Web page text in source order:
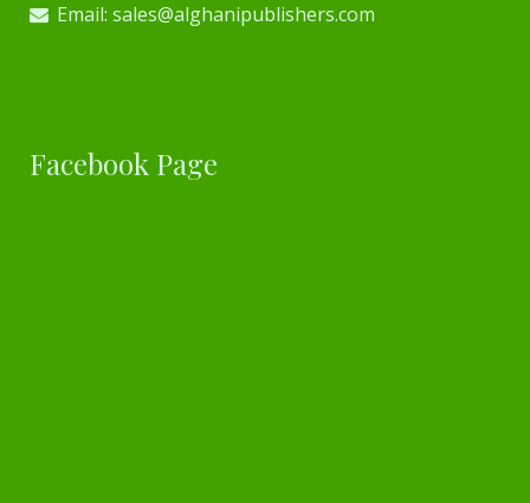
Email: sales@alghanipublishers.com
Facebook Page